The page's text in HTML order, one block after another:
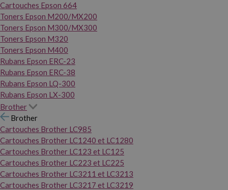
Cartouches Epson 664
Toners Epson M200/MX200
Toners Epson M300/MX300
Toners Epson M320
Toners Epson M400
Rubans Epson ERC-23
Rubans Epson ERC-38
Rubans Epson LQ-300
Rubans Epson LX-300
Brother
Brother
Cartouches Brother LC985
Cartouches Brother LC1240 et LC1280
Cartouches Brother LC123 et LC125
Cartouches Brother LC223 et LC225
Cartouches Brother LC3211 et LC3213
Cartouches Brother LC3217 et LC3219